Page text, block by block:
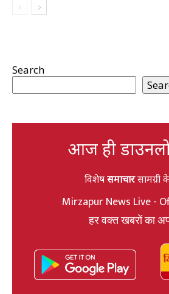
Search
आज ही
विशेषसमाचारसामग्री
Mirzapur News Live -
हर वक्त खबरों का